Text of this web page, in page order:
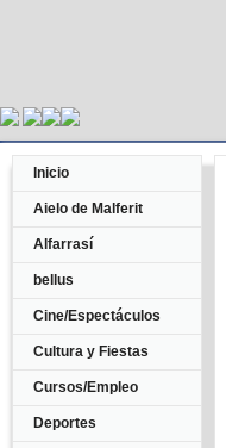
Inicio
Aielo de Malferit
Alfarrasí
bellus
Cine/Espectáculos
Cultura y Fiestas
Cursos/Empleo
Deportes